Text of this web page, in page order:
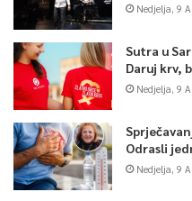
Nedjelja, 9
Sutra u
Daruj krv,
Nedjelja, 9
Odrasli
Nedjelja, 9